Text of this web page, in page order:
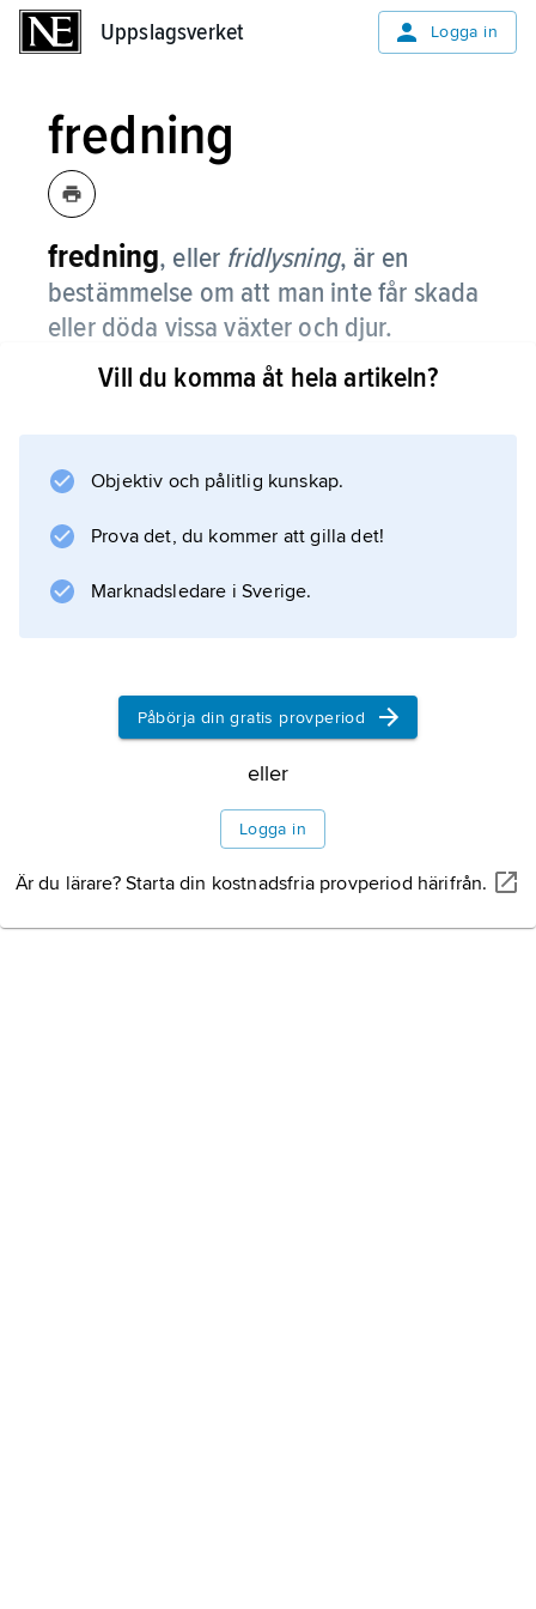
Uppslagsverket Logga in
fredning
fredning, eller fridlysning, är en
bestämmelse om att man inte får skada
eller döda vissa växter och djur.
Man fredar sådana växter och djur som skulle
Information om artikeln
Vill du komma åt hela artikeln?
Objektiv och pålitlig kunskap.
Prova det, du kommer att gilla det!
Marknadsledare i Sverige.
Påbörja din gratis provperiod
eller
Logga in
Är du lärare? Starta din kostnadsfria provperiod härifrån.